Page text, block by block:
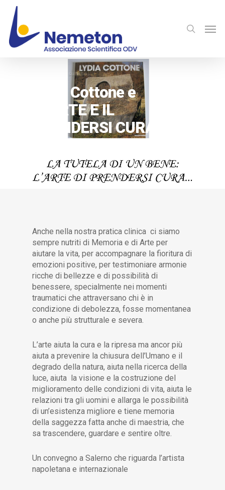
Lydia Cottone e
“L’ARTE E IL
PRENDERSI CURA”
Anche nella nostra pratica clinica ci siamo
sempre nutriti di Memoria e di Arte per
aiutare la vita, per accompagnare la fioritura di
emozioni positive, per testimoniare armonie
ricche di bellezze e di possibilità di
benessere, specialmente nei momenti
traumatici che attraversano chi è in
condizione di debolezza, fosse momentanea
o anche più strutturale e severa.
L’arte aiuta la cura e la ripresa ma ancor più
aiuta a prevenire la chiusura dell’Umano e il
degrado della natura, aiuta nella ricerca della
luce, aiuta la visione e la costruzione del
miglioramento delle condizioni di vita, aiuta le
relazioni tra gli uomini e allarga le possibilità
di un’esistenza migliore e tiene memoria
della saggezza fatta anche di maestria, che
sa trascendere, guardare e sentire oltre.
Un convegno a Salerno che riguarda l’artista
napoletana e internazionale